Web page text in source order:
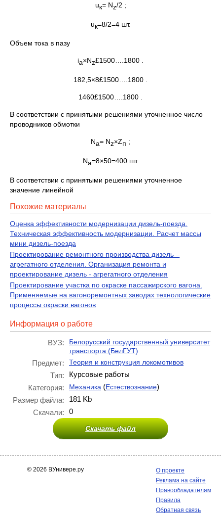
uк= Nz/2 ;
uк=8/2=4 шт.
Объем тока в пазу
ia×Nz£1500….1800 .
182,5×8£1500….1800 .
1460£1500….1800 .
В соответствии с принятыми решениями уточненное число
проводников обмотки
Nа= Nz×Zп ;
Nа=8×50=400 шт.
В соответствии с принятыми решениями уточненное
значение линейной
Похожие материалы
Оценка эффективности модернизации дизель-поезда.
Техническая эффективность модернизации. Расчет массы
мини дизель-поезда
Проектирование ремонтного производства дизель –
агрегатного отделения. Организация ремонта и
проектирование дизель - агрегатного отделения
Проектирование участка по окраске пассажирского вагона.
Применяемые на вагоноремонтных заводах технологические
процессы окраски вагонов
Информация о работе
ВУЗ:
Белорусский государственный университет
транспорта (БелГУТ)
Предмет: Теория и конструкция локомотивов
Тип:
Курсовые работы
Категория:
Механика (Естествознание)
Размер файла:
181 Kb
Скачали:
0
Скачать файл
© 2026 ВУнивере.ру
О проекте
Реклама на сайте
Правообладателям
Правила
Обратная связь